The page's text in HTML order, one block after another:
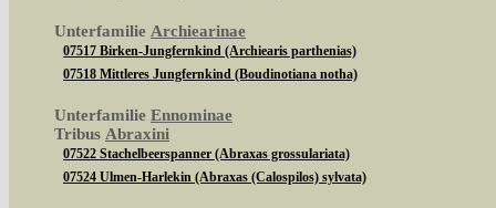
Unterfamilie Archiearinae
07517 Birken-Jungfernkind (Archiearis parthenias)
07518 Mittleres Jungfernkind (Boudinotiana notha)
Unterfamilie Ennominae
Tribus Abraxini
07522 Stachelbeerspanner (Abraxas grossulariata)
07524 Ulmen-Harlekin (Abraxas (Calospilos) sylvata)